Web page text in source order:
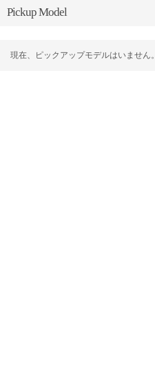
Pickup Model
現在、ピックアップモデルはいません。